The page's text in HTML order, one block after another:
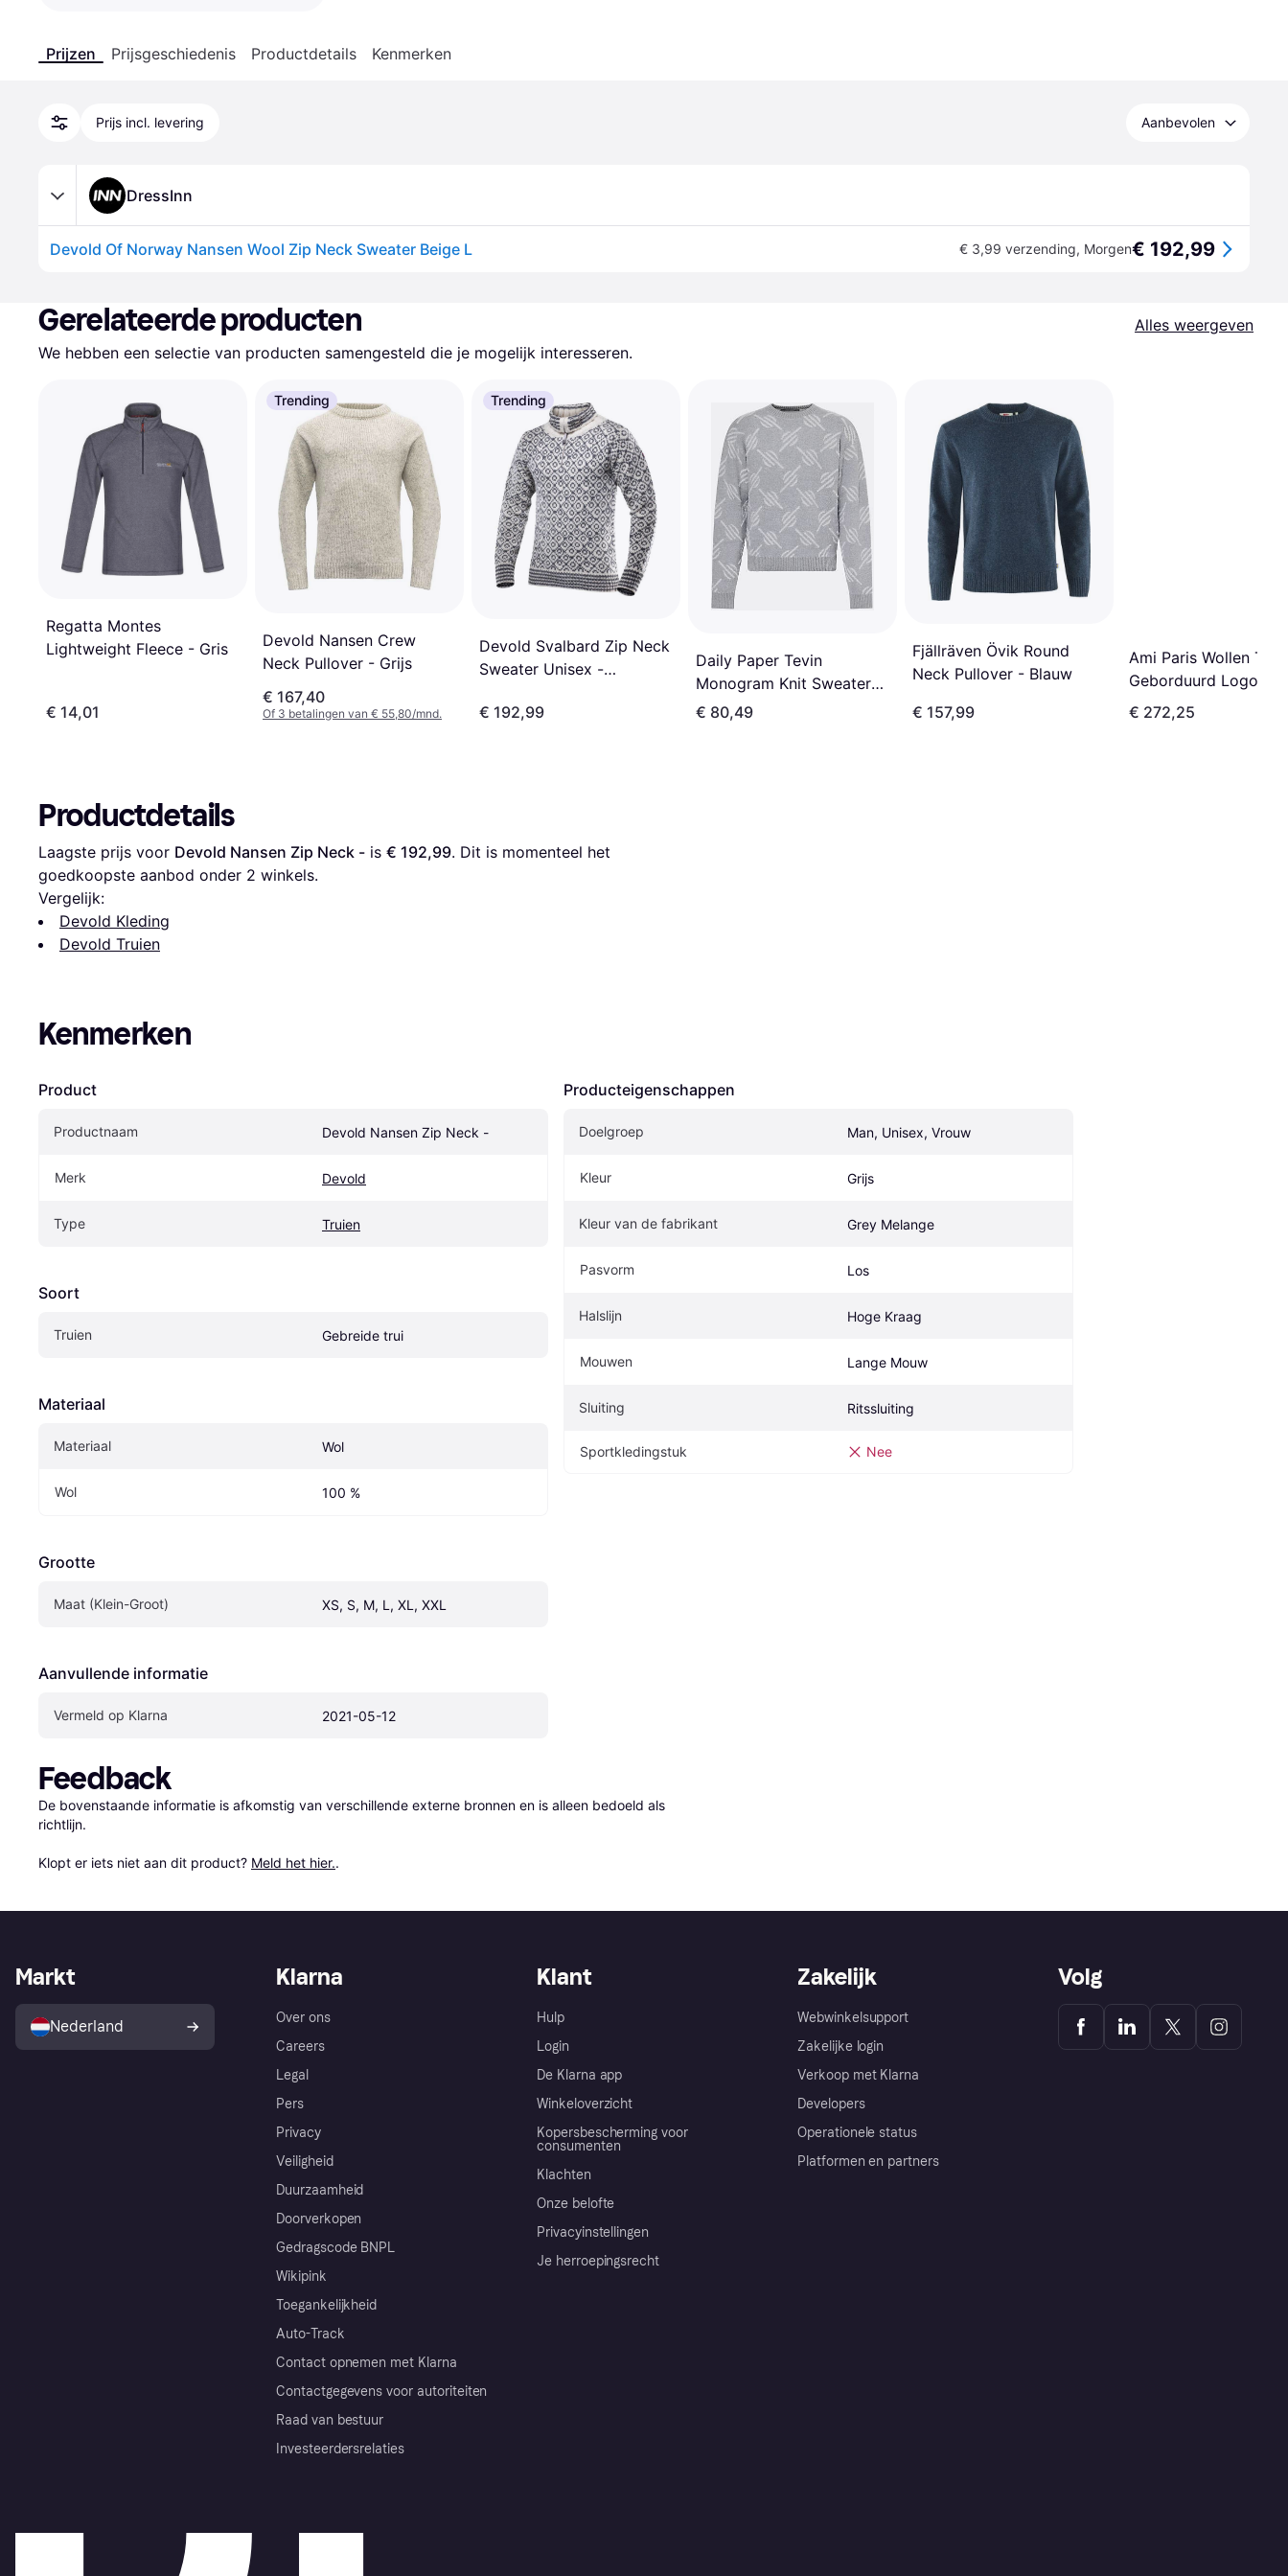
Prijzen Prijsgeschiedenis Productdetails Kenmerken
Prijs incl. levering Aanbevolen
DressInn
Devold Of Norway Nansen Wool Zip Neck Sweater Beige L € 3,99 verzending, Morgen€ 192,99
Gerelateerde producten
Alles weergeven
We hebben een selectie van producten samengesteld die je mogelijk interesseren.
Regatta Montes
Lightweight Fleece - Gris
€ 14,01
Trending
Devold Nansen Crew
Neck Pullover - Grijs
€ 167,40
Of 3 betalingen van € 55,80/mnd.
Trending
Devold Svalbard Zip Neck
Sweater Unisex -
€ 192,99
Daily Paper Tevin
Monogram Knit Sweater
Grey
€ 80,49
Fjällräven Övik Round
Neck Pullover - Blauw
€ 157,99
Ami Paris Wollen Trui
Geborduurd Logo -
€ 272,25
Productdetails
Laagste prijs voor Devold Nansen Zip Neck - is € 192,99. Dit is momenteel het
goedkoopste aanbod onder 2 winkels.
Vergelijk:
Devold Kleding
Devold Truien
Kenmerken
Product
Productnaam Devold Nansen Zip Neck -
Merk Devold
Type Truien
Soort
Truien Gebreide trui
Materiaal
Materiaal Wol
Wol 100 %
Grootte
Maat (Klein-Groot) XS, S, M, L, XL, XXL
Aanvullende informatie
Vermeld op Klarna 2021-05-12
Producteigenschappen
Doelgroep Man, Unisex, Vrouw
Kleur Grijs
Kleur van de fabrikant Grey Melange
Pasvorm Los
Halslijn Hoge Kraag
Mouwen Lange Mouw
Sluiting Ritssluiting
Sportkledingstuk Nee
Feedback
De bovenstaande informatie is afkomstig van verschillende externe bronnen en is alleen bedoeld als
richtlijn.
Klopt er iets niet aan dit product? Meld het hier..
Klarna
Over ons
Careers
Legal
Pers
Privacy
Veiligheid
Duurzaamheid
Doorverkopen
Gedragscode BNPL
Wikipink
Toegankelijkheid
Auto-Track
Contact opnemen met Klarna
Contactgegevens voor autoriteiten
Raad van bestuur
Investeerdersrelaties
Klant
Hulp
Login
De Klarna app
Winkeloverzicht
Kopersbescherming voor
consumenten
Klachten
Onze belofte
Privacyinstellingen
Je herroepingsrecht
Zakelijk
Webwinkelsupport
Zakelijke login
Verkoop met Klarna
Developers
Operationele status
Platformen en partners
Markt
Nederland
Volg